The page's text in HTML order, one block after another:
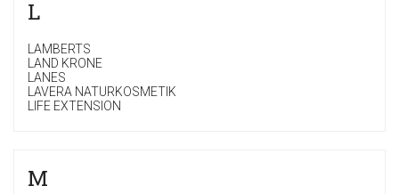
L
LAMBERTS
LAND KRONE
LANES
LAVERA NATURKOSMETIK
LIFE EXTENSION
M